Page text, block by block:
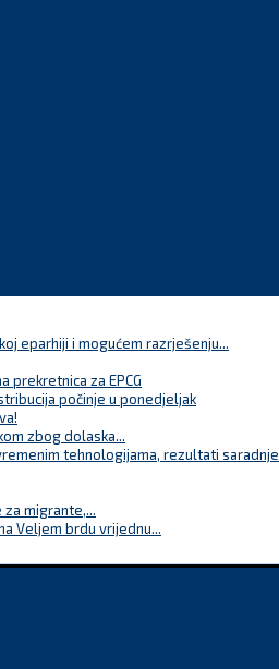
eparhiji i mogućem razrješenju...
prekretnica za EPCG
počinje u ponedjeljak
zbog dolaska...
tehnologijama, rezultati saradnje
za migrante,...
Veljem brdu vrijednu...